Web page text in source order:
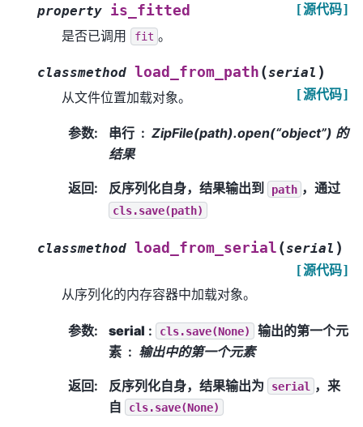
property is_fitted [源代码]
是否已调用 fit 。
classmethod load_from_path (serial )
[源代码]
从文件位置加载对象。
参数: 串行
ZipFile(path).open(“object”) 的
结果
返回: 反序列化自身，结果输出到 path ，通过
cls.save(path)
classmethod load_from_serial (serial )
[源代码]
从序列化的内存容器中加载对象。
参数: serial : cls.save(None)
输出的第一个元
素
输出中的第一个元素
返回: 反序列化自身，结果输出为 serial
，来
自
cls.save(None)